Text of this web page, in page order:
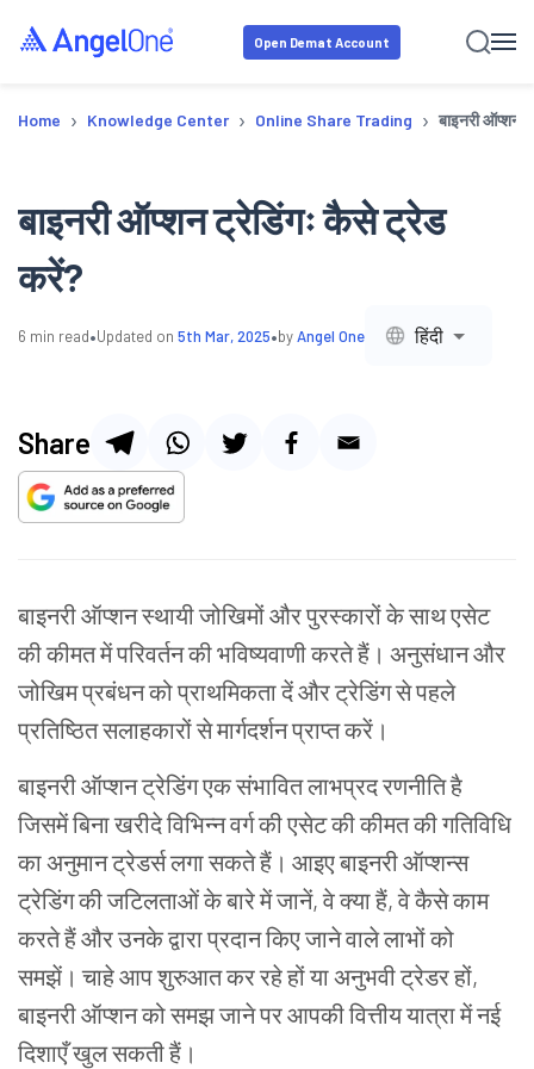
Open Demat Account
Home › Knowledge Center › Online Share Trading › बाइनरी ऑप्शन
बाइनरी ऑप्शन ट्रेडिंगः कैसे ट्रेड
करें?
6 min read•Updated on 5th Mar, 2025•byAngel One हिंदी
Share
बाइनरीऑप्शनस्थायीजोखिमोंऔरपुरस्कारोंकेसाथएसेट
कीकीमतमेंपरिवर्तनकीभविष्यवाणीकरतेहैं। अनुसंधानऔर
जोखिमप्रबंधनकोप्राथमिकतादेंऔरट्रेडिंगसेपहले
प्रतिष्ठितसलाहकारोंसेमार्गदर्शनप्राप्तकरें।
बाइनरीऑप्शनट्रेडिंगएकसंभावितलाभप्रदरणनीतिहै
जिसमेंबिनाखरीदेविभिन्नवर्गकीएसेटकीकीमतकीगतिविधि
काअनुमानट्रेडर्सलगासकतेहैं। आइएबाइनरीऑप्शन्स
ट्रेडिंगकीजटिलताओंकेबारेमेंजानें,वेक्याहैं,वेकैसेकाम
करतेहैंऔरउनकेद्वाराप्रदानकिएजानेवालेलाभोंको
समझें। चाहेआपशुरुआतकररहेहोंयाअनुभवीट्रेडरहों,
बाइनरीऑप्शनकोसमझजानेपरआपकीवित्तीययात्रामेंनई
दिशाएँखुलसकतीहैं।